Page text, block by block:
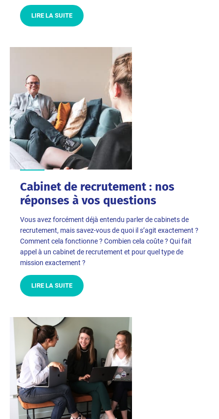
LIRE LA SUITE
Cabinet de recrutement : nos
réponses à vos questions
Vous avez forcément déjà entendu parler de cabinets de
recrutement, mais savez-vous de quoi il s’agit exactement ?
Comment cela fonctionne ? Combien cela coûte ? Qui fait
appel à un cabinet de recrutement et pour quel type de
mission exactement ?
LIRE LA SUITE